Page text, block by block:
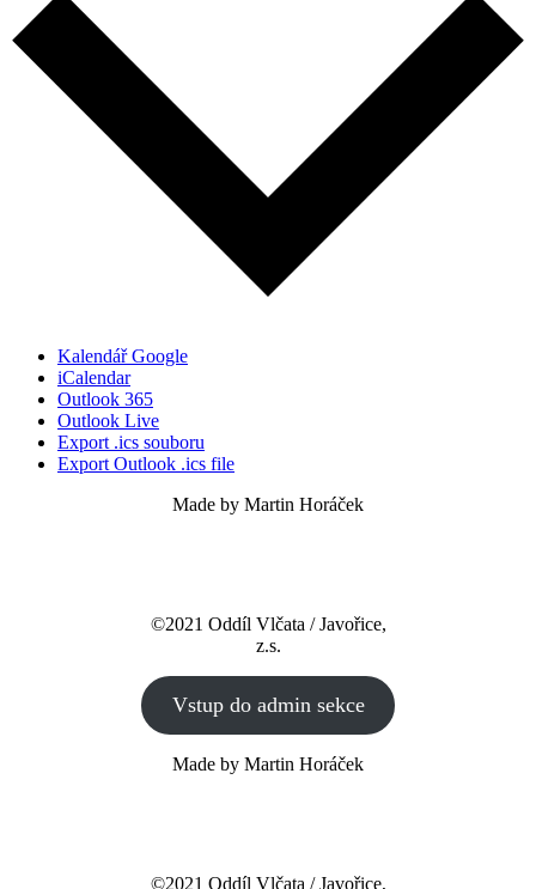
Kalendář Google
iCalendar
Outlook 365
Outlook Live
Export .ics souboru
Export Outlook .ics file
Made by Martin Horáček
©2021 Oddíl Vlčata / Javořice,
z.s.
Vstup do admin sekce
Made by Martin Horáček
©2021 Oddíl Vlčata / Javořice,